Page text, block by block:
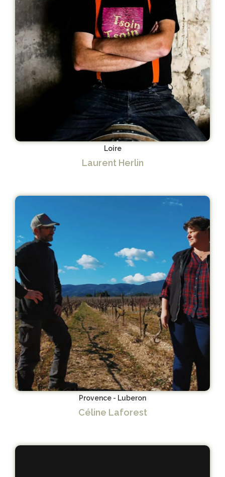
Loire
Laurent Herlin
Provence - Luberon
Céline Laforest